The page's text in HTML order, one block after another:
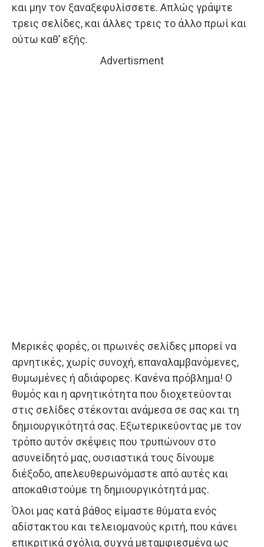
και μην τον ξαναξεφυλίσσετε. Απλώς γράψτε
τρεις σελίδες, και άλλες τρεις το άλλο πρωί και
ούτω καθ’ εξής.
Advertisment
Μερικές φορές, οι πρωινές σελίδες μπορεί να
αρνητικές, χωρίς συνοχή, επαναλαμβανόμενες,
θυμωμένες ή αδιάφορες. Κανένα πρόβλημα! Ο
θυμός και η αρνητικότητα που διοχετεύονται
στις σελίδες στέκονται ανάμεσα σε σας και τη
δημιουργικότητά σας. Εξωτερικεύοντας με τον
τρόπο αυτόν σκέψεις που τρυπώνουν στο
ασυνείδητό μας, ουσιαστικά τους δίνουμε
διέξοδο, απελευθερωνόμαστε από αυτές και
αποκαθιστούμε τη δημιουργικότητά μας.
Όλοι μας κατά βάθος είμαστε θύματα ενός
αδίστακτου και τελειομανούς κριτή, που κάνει
επικριτικά σχόλια, συχνά μεταμφιεσμένα ως